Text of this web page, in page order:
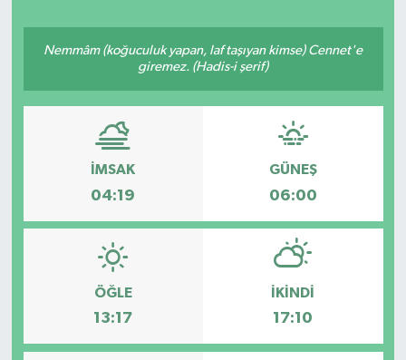
Nemmâm (koğuculuk yapan, laf taşıyan kimse) Cennet'e
giremez. (Hadis-i şerif)
İMSAK
04:19
GÜNEŞ
06:00
ÖĞLE
13:17
İKINDI
17:10
ÖZEL HABER
TARİH
YAŞAM VE ÇEVRE